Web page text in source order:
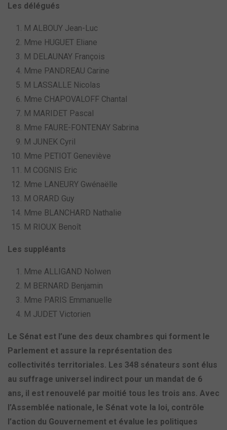
Les délégués
M ALBOUY Jean-Luc
Mme HUGUET Eliane
M DELAUNAY François
Mme PANDREAU Carine
M LASSALLE Nicolas
Mme CHAPOVALOFF Chantal
M MARIDET Pascal
Mme FAURE-FONTENAY Sabrina
M JUNEK Cyril
Mme PETIOT Geneviève
M COGNIS Eric
Mme LANEURY Gwénaëlle
M ORARD Guy
Mme BLANCHARD Nathalie
M RIOUX Benoît
Les suppléants
Mme ALLIGAND Nolwen
M BERNARD Benjamin
Mme PARIS Emmanuelle
M JUDET Victorien
Le Sénat est l’une des deux chambres qui forment le
Parlement et assure la représentation des
collectivités territoriales. Les 348 sénateurs sont élus
au suffrage universel indirect pour un mandat de 6
ans, il est renouvelé par moitié tous les trois ans. Avec
l’Assemblée nationale, le Sénat vote la loi, contrôle
l’action du Gouvernement et évalue les politiques